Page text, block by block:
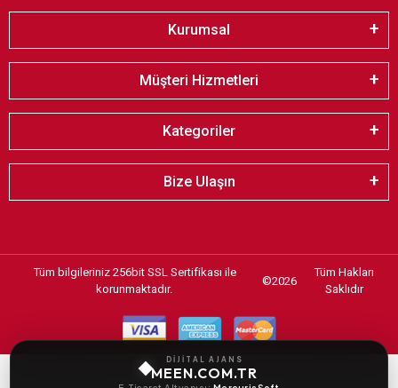
Kurumsal
Müşteri Hizmetleri
Kategoriler
Bize Ulaşın
Tüm bilgileriniz 256bit SSL Sertifikası ile
korunmaktadır.
©2026
Tüm Hakları
Saklıdır
DİJİTAL AJANS
MEEN.COM.TR